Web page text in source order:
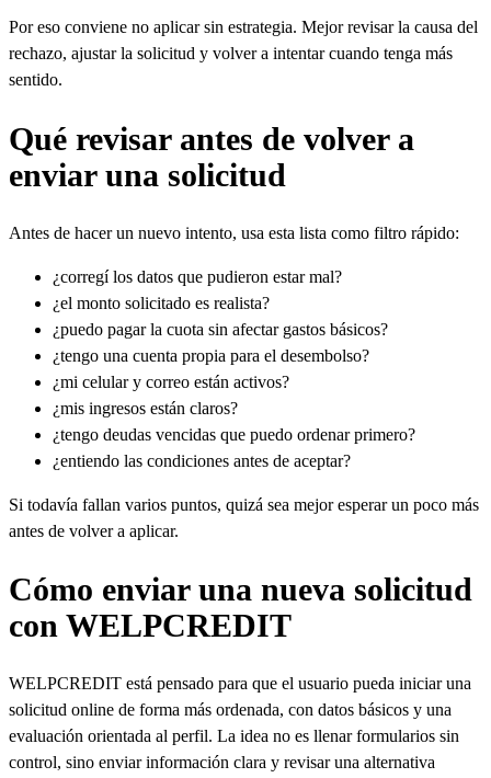
Por eso conviene no aplicar sin estrategia. Mejor revisar la causa del
rechazo, ajustar la solicitud y volver a intentar cuando tenga más
sentido.
Qué revisar antes de volver a
enviar una solicitud
Antes de hacer un nuevo intento, usa esta lista como filtro rápido:
¿corregí los datos que pudieron estar mal?
¿el monto solicitado es realista?
¿puedo pagar la cuota sin afectar gastos básicos?
¿tengo una cuenta propia para el desembolso?
¿mi celular y correo están activos?
¿mis ingresos están claros?
¿tengo deudas vencidas que puedo ordenar primero?
¿entiendo las condiciones antes de aceptar?
Si todavía fallan varios puntos, quizá sea mejor esperar un poco más
antes de volver a aplicar.
Cómo enviar una nueva solicitud
con WELPCREDIT
WELPCREDIT está pensado para que el usuario pueda iniciar una
solicitud online de forma más ordenada, con datos básicos y una
evaluación orientada al perfil. La idea no es llenar formularios sin
control, sino enviar información clara y revisar una alternativa